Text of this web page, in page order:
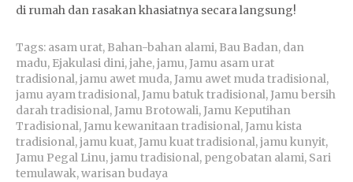
di rumah dan rasakan khasiatnya secara langsung!
Tags: asam urat, Bahan-bahan alami, Bau Badan, dan
madu, Ejakulasi dini,jahe,jamu,Jamu asam urat
tradisional,jamu awet muda,Jamu awet muda tradisional,
jamu ayam tradisional,Jamu batuk tradisional,Jamu bersih
darah tradisional,Jamu Brotowali,Jamu Keputihan
Tradisional,Jamu kewanitaan tradisional,Jamu kista
tradisional,jamu kuat,Jamu kuat tradisional,jamu kunyit,
Jamu Pegal Linu,jamu tradisional, pengobatan alami, Sari
temulawak,warisan budaya